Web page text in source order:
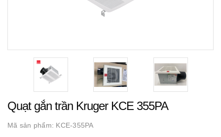
Quạt gắn trần Kruger KCE 355PA
Mã sản phẩm: KCE-355PA